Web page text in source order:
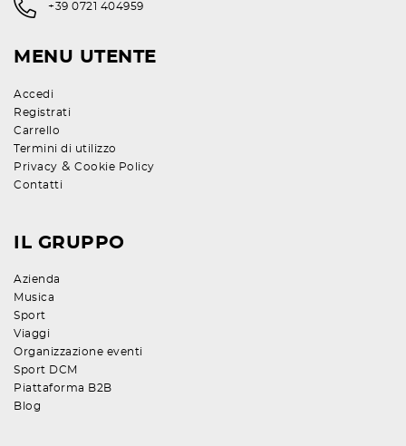
+39 0721 404959
MENU UTENTE
Accedi
Registrati
Carrello
Termini di utilizzo
Privacy & Cookie Policy
Contatti
IL GRUPPO
Azienda
Musica
Sport
Viaggi
Organizzazione eventi
Sport DCM
Piattaforma B2B
Blog